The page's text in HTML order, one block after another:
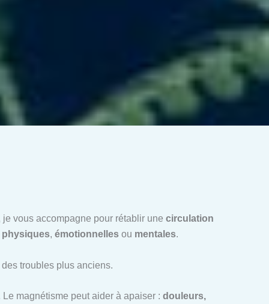
vous accompagne pour rétablir une circulation
physiques, émotionnelles ou mentales.
troubles plus anciens.
Le magnétisme peut aider à apaiser : douleurs,